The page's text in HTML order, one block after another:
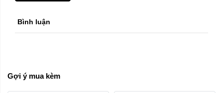
Bình luận
Gợi ý mua kèm